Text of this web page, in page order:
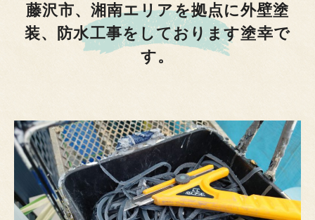
藤沢市、湘南エリアを拠点に外壁塗
装、防水工事をしております塗幸で
す。